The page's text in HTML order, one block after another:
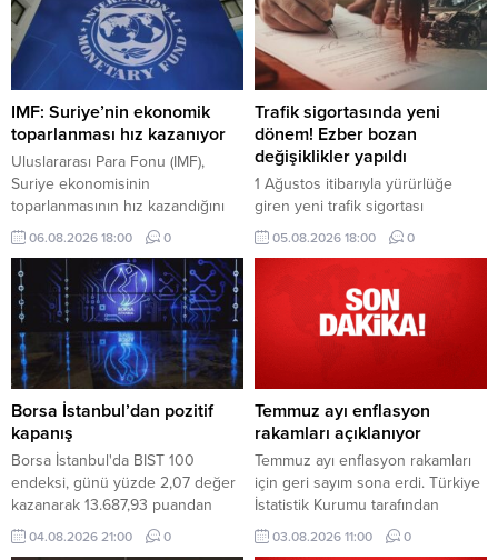
IMF: Suriye’nin ekonomik
toparlanması hız kazanıyor
Uluslararası Para Fonu (IMF),
Suriye ekonomisinin
toparlanmasının hız kazandığını
belirterek, bölgede devam eden
çatışmalara rağmen ekonominin
bu yıl çift haneli büyümesinin
beklendiğini bildirdi.
06.08.2026 18:00 0
Trafik sigortasında yeni
dönem! Ezber bozan
değişiklikler yapıldı
1 Ağustos itibarıyla yürürlüğe
giren yeni trafik sigortası
düzenlemesiyle eksper atamaları
dijital sistem üzerinden yapılacak,
bağımsız eksper incelemesi
zorunlu olacak.
05.08.2026 18:00 0
Borsa İstanbul’dan pozitif
kapanış
Borsa İstanbul'da BIST 100
endeksi, günü yüzde 2,07 değer
kazanarak 13.687,93 puandan
tamamladı.
04.08.2026 21:00 0
Temmuz ayı enflasyon
rakamları açıklanıyor
Temmuz ayı enflasyon rakamları
için geri sayım sona erdi. Türkiye
İstatistik Kurumu tarafından
açıklanacak veriler öncesinde
gözler saat 10.00'a çevrildi.
03.08.2026 11:00 0